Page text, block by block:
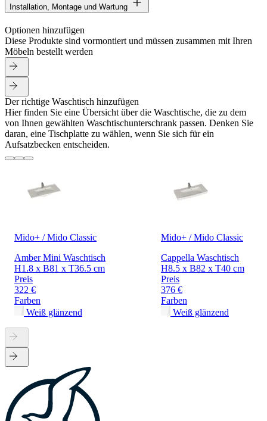
Installation, Montage und Wartung
Optionen hinzufügen
Diese Produkte sind vormontiert und müssen zusammen mit Ihren
Möbeln bestellt werden
Der richtige Waschtisch hinzufügen
Hier finden Sie eine Übersicht über die Waschtische, die zu dem
von Ihnen gewählten Waschtischunterschrank passen. Denken Sie
daran, eine Tischplatte zu wählen, wenn Sie sich für ein
Aufsatzbecken entscheiden.
Mido+ / Mido Classic
Amber Mini Waschtisch
H1.8 x B81 x T36.5 cm
Preis
322 €
Farben
Weiß glänzend
Mido+ / Mido Classic
Cappella Waschtisch
H8.5 x B82 x T40 cm
Preis
376 €
Farben
Weiß glänzend